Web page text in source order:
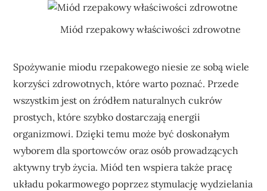
Miód rzepakowy właściwości zdrowotne
Spożywanie miodu rzepakowego niesie ze sobą wiele
korzyści zdrowotnych, które warto poznać. Przede
wszystkim jest on źródłem naturalnych cukrów
prostych, które szybko dostarczają energii
organizmowi. Dzięki temu może być doskonałym
wyborem dla sportowców oraz osób prowadzących
aktywny tryb życia. Miód ten wspiera także pracę
układu pokarmowego poprzez stymulację wydzielania